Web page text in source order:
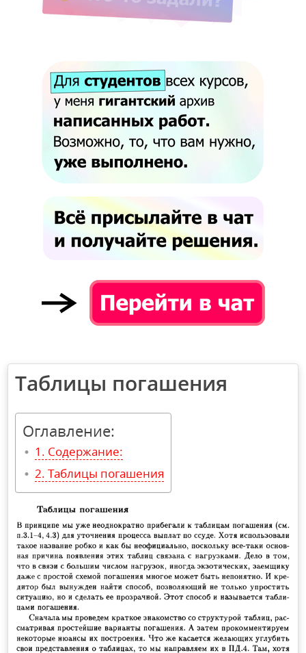
Таблицы погашения
Оглавление:
Содержание:
Таблицы погашения